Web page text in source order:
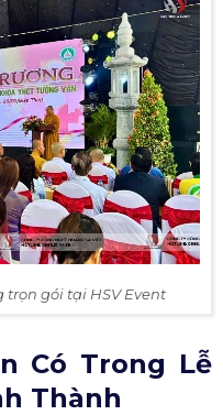
gói tại HSV Event
Có Trong Lễ
Thành